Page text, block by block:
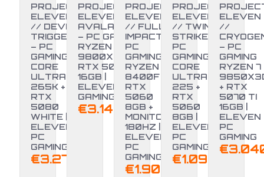
PROJECT
ELEVEN
// DEVIL
TRIGGER
– PC
GAMING
CORE
ULTRA 7
265K +
RTX
5080
WHITE |
ELEVEN
PC
GAMING
€3.279,00
PROJECT
ELEVEN //
AVALANCHE
– PC GAMING
RYZEN 7
9800X3D +
RTX 5070 TI
16GB |
ELEVEN PC
GAMING
€3.149,00
PROJECT
ELEVEN
// FULL
IMPACT –
PC
GAMING
RYZEN 5
8400F +
RTX
5060
8GB +
MONITOR
180HZ |
ELEVEN
PC
GAMING
€1.900,00
PROJECT
ELEVEN
// TWIN
STRIKE –
PC
GAMING
CORE
ULTRA 5
225 +
RTX
5060
8GB |
ELEVEN
PC
GAMING
€1.099,00
ELEVEN
//
– PC
GAMING
RYZEN 7
+ RTX
5070 TI
16GB |
ELEVEN
PC
GAMING
€